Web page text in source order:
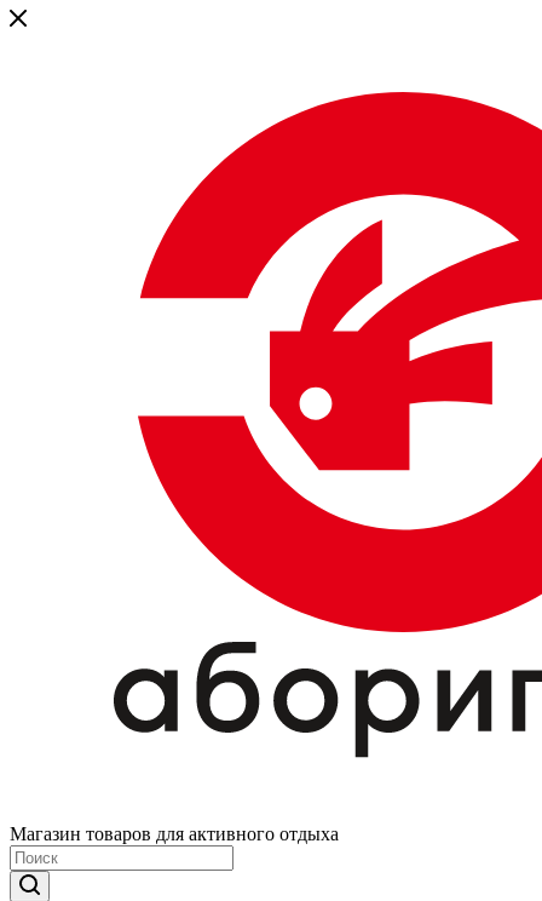
Магазин товаров для активного отдыха